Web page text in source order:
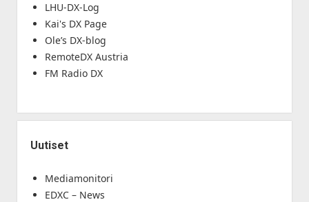
LHU-DX-Log
Kai's DX Page
Ole’s DX-blog
RemoteDX Austria
FM Radio DX
Uutiset
Mediamonitori
EDXC – News